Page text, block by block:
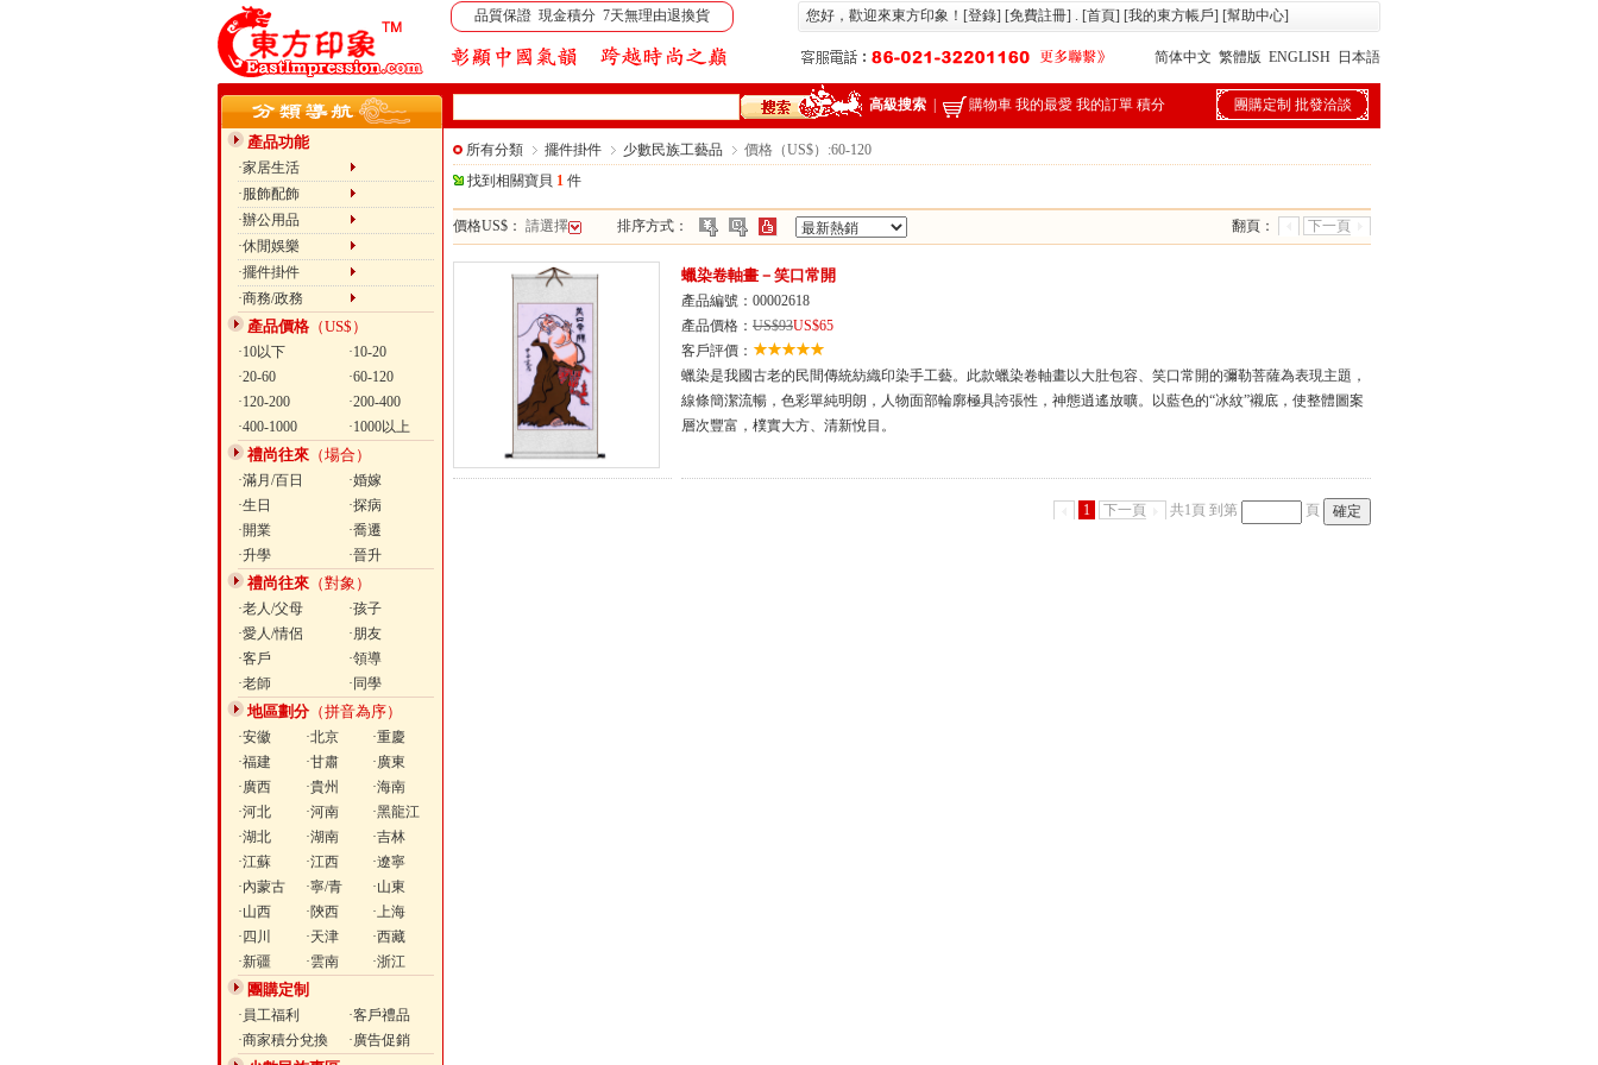
品質保證 現金積分 7天無理由退換貨 您好，歡迎來東方印象！[登錄] [免費註冊] . [首頁] [我的東方帳戶] [幫助中心]
简体中文 繁體版 ENGLISH 日本語
高級搜索 購物車 我的最愛 我的訂單 積分 團購定制 批發洽談
產品功能
·家居生活
·服飾配飾
·辦公用品
·休閒娛樂
·擺件掛件
·商務/政務
產品價格 （US$）
·10以下
·10-20
·20-60
·60-120
·120-200
·200-400
·400-1000
·1000以上
禮尚往來 （場合）
·滿月/百日
·婚嫁
·生日
·探病
·開業
·喬遷
·升學
·晉升
禮尚往來 （對象）
·老人/父母
·孩子
·愛人/情侶
·朋友
·客戶
·領導
·老師
·同學
地區劃分（拼音為序）
·安徽 ·北京
·重慶
·福建
·甘肅
·廣東
·廣西
·貴州
·海南
·河北
·河南
·黑龍江
·湖北
·湖南
·吉林
·江蘇
·江西
·遼寧
·內蒙古
·寧/青
·山東
·山西
·陝西
·上海
·四川
·天津
·西藏
·新疆
·雲南 ·浙江
團購定制
·員工福利
·客戶禮品
·商家積分兌換
·廣告促銷
所有分類 擺件掛件 少數民族工藝品
價格（US$）:60-120
找到相關寶貝 1 件
價格US$： 請選擇 排序方式： 翻頁： 下一頁
蠟染卷軸畫－笑口常開
產品編號：00002618
產品價格： US$93US$65
客戶評價：
蠟染是我國古老的民間傳統紡織印染手工藝。此款蠟染卷軸畫以大肚包容、笑口常開的彌勒菩薩為表現主題，
線條簡潔流暢，色彩單純明朗，人物面部輪廓極具誇張性，神態逍遙放曠。以藍色的“冰紋”襯底，使整體圖案
層次豐富，樸實大方、清新悅目。
1 下一頁 共1頁 到第 頁